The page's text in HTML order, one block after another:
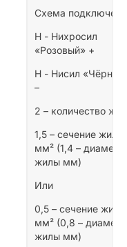
Схема
Н - Нихросил
«Розовый» +
Н - Нисил
–
2 – количество жил
1,5 – сечение жилы
мм² (1,4 – диаметр
жилы мм)
Или
0,5 – сечение жилы
мм² (0,8 – диаметр
жилы мм)